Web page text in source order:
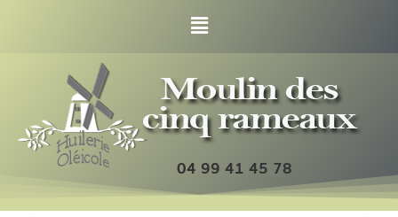
04 99 41 45 78